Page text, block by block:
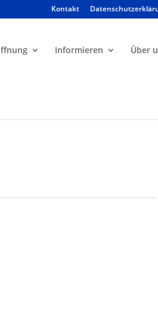
Kontakt
Informieren Über